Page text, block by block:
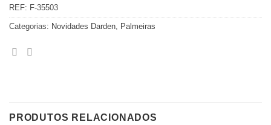
REF: F-35503
Categorias: Novidades Darden, Palmeiras
PRODUTOS RELACIONADOS